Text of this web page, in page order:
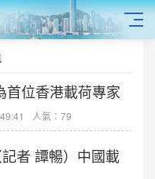
首位香港載荷專家
人氣：79
者 譚暢）中國載